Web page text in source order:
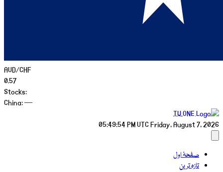
AUD/CHF
0.57
Stocks:
China:—
UTCFriday, August 7, 2026
05:49:54 PM
صفحۂ اول
تازہ ترین